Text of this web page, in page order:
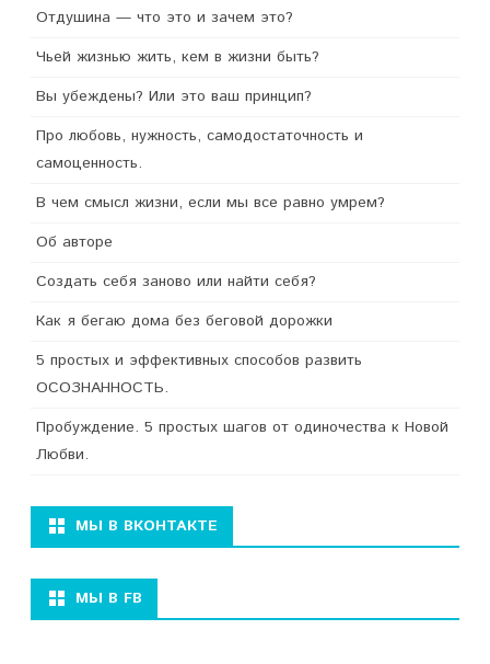
Отдушина — что это и зачем это?
Чьей жизнью жить, кем в жизни быть?
Вы убеждены? Или это ваш принцип?
Про любовь, нужность, самодостаточность и
самоценность.
В чем смысл жизни, если мы все равно умрем?
Об авторе
Создать себя заново или найти себя?
Как я бегаю дома без беговой дорожки
5 простых и эффективных способов развить
ОСОЗНАННОСТЬ.
Пробуждение. 5 простых шагов от одиночества к Новой
Любви.
МЫ В ВКОНТАКТЕ
МЫ В FB